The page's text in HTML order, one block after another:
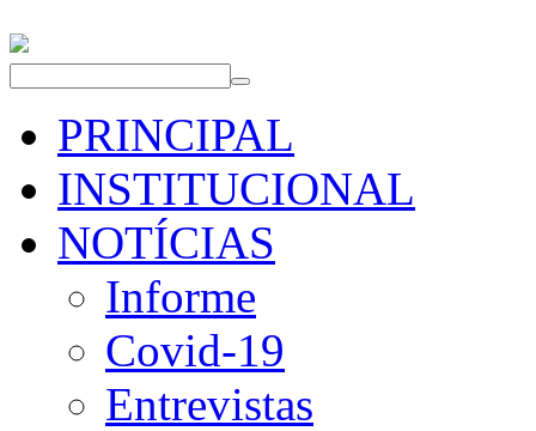
PRINCIPAL
INSTITUCIONAL
NOTÍCIAS
Informe
Covid-19
Entrevistas